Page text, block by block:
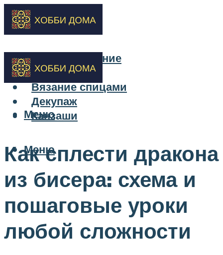
Бисероплетение
Вышивка
Вязание спицами
Декупаж
Канзаши
Меню
Меню
Как сплести дракона
из бисера: схема и
пошаговые уроки
любой сложности